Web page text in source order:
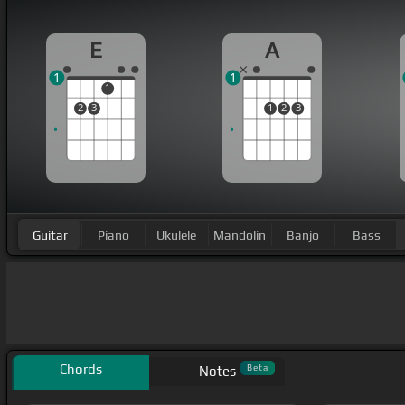
E
2 3
1
1
A
1 2 3
1
Guitar Piano Ukulele Mandolin Banjo Bass
Chords Notes Beta